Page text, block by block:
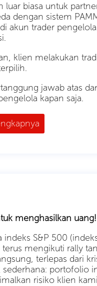
luar biasa untuk
dengan sistem
akun trader
klien melakukan
jawab atas
kapan saja.
menghasilkan uang!
S&P 500
terus mengikuti rally
terlepas dari
portofolio
risiko klien